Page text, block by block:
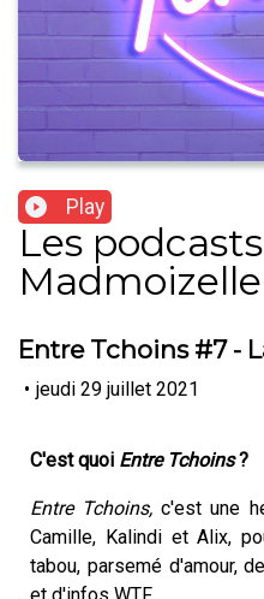
Play
Les
Madmoizelle
Entre Tchoins #7 -
• jeudi 29 juillet 2021
C'est quoi Entre Tchoins?
Entre Tchoins, c'est une
Camille, Kalindi et Alix,
tabou, parsemé d'amour,